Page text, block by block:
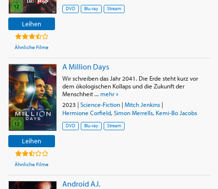
Leihen
Ähnliche Filme
DVD Blu-ray Stream
Leihen
Ähnliche Filme
A Million Days
Wir schreiben das Jahr 2041. Die Erde steht kurz vor
dem ökologischen Kollaps und die Zukunft der
Menschheit ... mehr »
2023 | Science-Fiction| Mitch Jenkins|
Hermione Corfield, Simon Merrells, Kemi-Bo Jacobs
DVD Blu-ray Stream
Android A.I.